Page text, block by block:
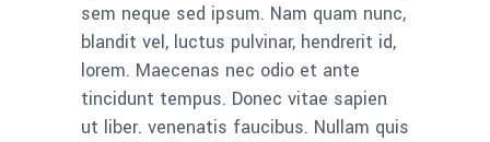
sem neque sed ipsum. Nam quam nunc,
blandit vel, luctus pulvinar, hendrerit id,
lorem. Maecenas nec odio et ante
tincidunt tempus. Donec vitae sapien
ut liber. venenatis faucibus. Nullam quis